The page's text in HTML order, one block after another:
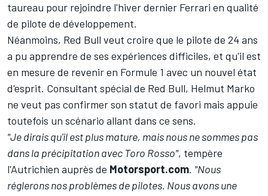
taureau pour rejoindre l'hiver dernier Ferrari en qualité
de pilote de développement.
Néanmoins, Red Bull veut croire que le pilote de 24 ans
a pu apprendre de ses expériences difficiles, et qu'il est
en mesure de revenir en Formule 1 avec un nouvel état
d'esprit. Consultant spécial de Red Bull, Helmut Marko
ne veut pas confirmer son statut de favori mais appuie
toutefois un scénario allant dans ce sens.
"Je dirais qu'il est plus mature, mais nous ne sommes pas
dans la précipitation avec Toro Rosso", tempère
l'Autrichien auprès de Motorsport.com. "Nous
réglerons nos problèmes de pilotes. Nous avons une